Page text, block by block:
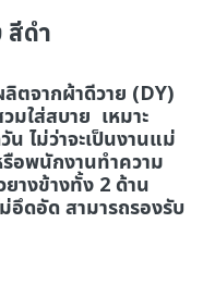
สีดำ
ลิตจากผ้าดีวาย (DY)
ใส่สบาย เหมาะ
ไม่ว่าจะเป็นงานแม่
อพนักงานทำความ
างข้างทั้ง 2 ด้าน
อึดอัด สามารถรองรับ